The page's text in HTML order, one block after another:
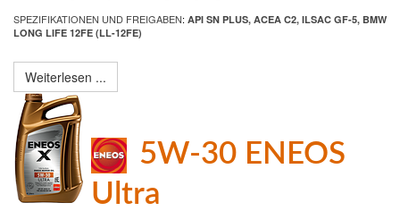
SPEZIFIKATIONEN UND FREIGABEN: API SN PLUS, ACEA C2, ILSAC GF-5, BMW
LONG LIFE 12FE (LL-12FE)
Weiterlesen ...
5W-30 ENEOS
Ultra